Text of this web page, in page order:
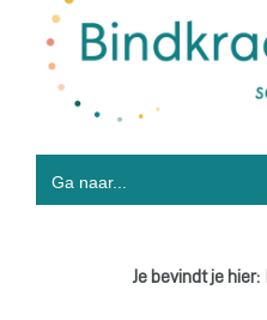
Ga naar...
Je bevindt je hier: